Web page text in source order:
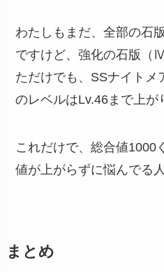
わたしもまだ、全部の石
ですけど、強化の石版（
ただけでも、SSナイトメ
のレベルはLv.46まで上が
これだけで、総合値1000
値が上がらずに悩んでる
まとめ